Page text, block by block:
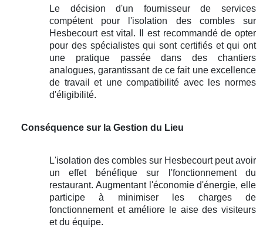
Le décision d'un fournisseur de services
compétent pour l'isolation des combles sur
Hesbecourt est vital. Il est recommandé de opter
pour des spécialistes qui sont certifiés et qui ont
une pratique passée dans des chantiers
analogues, garantissant de ce fait une excellence
de travail et une compatibilité avec les normes
d'éligibilité.
Conséquence sur la Gestion du Lieu
L'isolation des combles sur Hesbecourt peut avoir
un effet bénéfique sur l'fonctionnement du
restaurant. Augmentant l'économie d'énergie, elle
participe à minimiser les charges de
fonctionnement et améliore le aise des visiteurs
et du équipe.